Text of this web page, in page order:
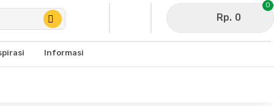
Rp. 0
0
Informasi